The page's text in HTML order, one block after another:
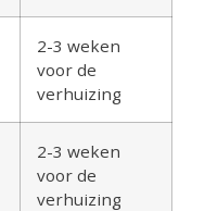
2-3 weken
voor de
verhuizing
2-3 weken
voor de
verhuizing